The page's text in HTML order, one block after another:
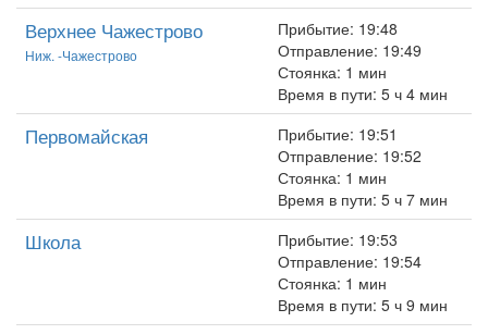
Верхнее Чажестрово
Ниж. -Чажестрово
Прибытие: 19:48
Отправление: 19:49
Стоянка: 1 мин
Время в пути: 5 ч 4 мин
Первомайская
Прибытие: 19:51
Отправление: 19:52
Стоянка: 1 мин
Время в пути: 5 ч 7 мин
Школа
Прибытие: 19:53
Отправление: 19:54
Стоянка: 1 мин
Время в пути: 5 ч 9 мин